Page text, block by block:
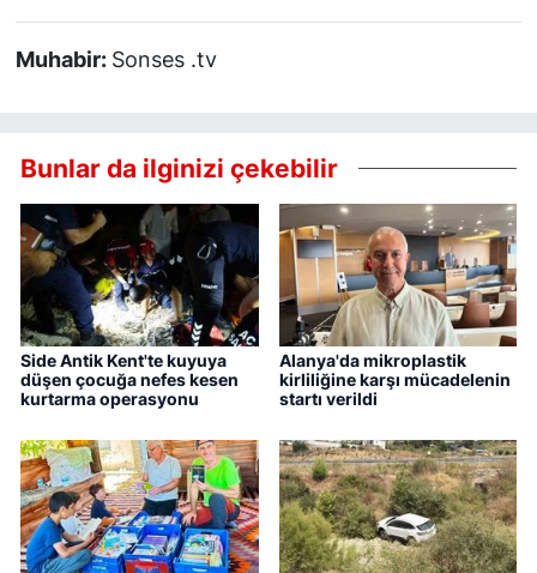
Muhabir: Sonses .tv
Bunlar da ilginizi çekebilir
Side Antik Kent'te kuyuya
düşen çocuğa nefes kesen
kurtarma operasyonu
Alanya'da mikroplastik
kirliliğine karşı mücadelenin
startı verildi